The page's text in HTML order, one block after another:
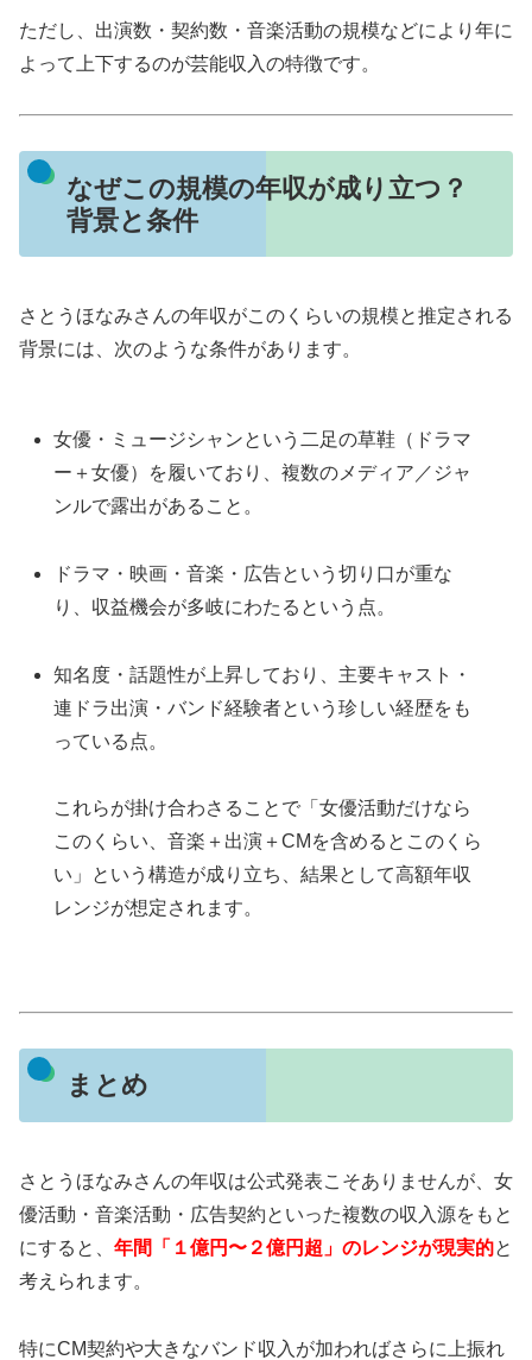
ただし、出演数・契約数・音楽活動の規模などにより年に
よって上下するのが芸能収入の特徴です。
なぜこの規模の年収が成り立つ？
背景と条件
さとうほなみさんの年収がこのくらいの規模と推定される
背景には、次のような条件があります。
女優・ミュージシャンという二足の草鞋（ドラマ
ー＋女優）を履いており、複数のメディア／ジャ
ンルで露出があること。
ドラマ・映画・音楽・広告という切り口が重な
り、収益機会が多岐にわたるという点。
知名度・話題性が上昇しており、主要キャスト・
連ドラ出演・バンド経験者という珍しい経歴をも
っている点。
これらが掛け合わさることで「女優活動だけなら
このくらい、音楽＋出演＋CMを含めるとこのくら
い」という構造が成り立ち、結果として高額年収
レンジが想定されます。
まとめ
さとうほなみさんの年収は公式発表こそありませんが、女
優活動・音楽活動・広告契約といった複数の収入源をもと
にすると、 年間「１億円〜２億円超」のレンジが現実的と
考えられます。
特にCM契約や大きなバンド収入が加わればさらに上振れ